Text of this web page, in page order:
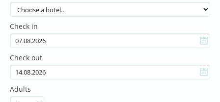
Check in
Check out
Adults